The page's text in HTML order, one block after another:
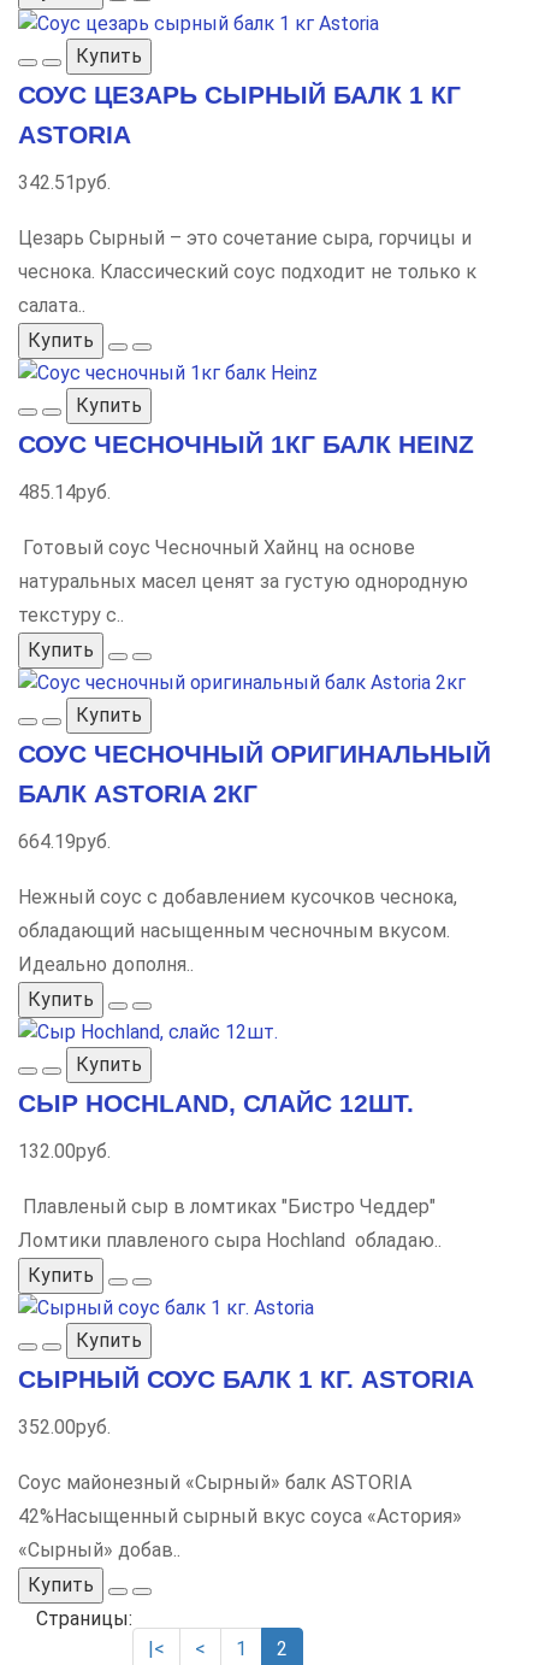
Купить
СОУС ЦЕЗАРЬ СЫРНЫЙ БАЛК 1 КГ
ASTORIA
342.51руб.
Цезарь Сырный – это сочетание сыра, горчицы и
чеснока. Классический соус подходит не только к
салата..
Купить
Купить
СОУС ЧЕСНОЧНЫЙ 1КГ БАЛК HEINZ
485.14руб.
Готовый соус Чесночный Хайнц на основе
натуральных масел ценят за густую однородную
текстуру с..
Купить
Купить
СОУС ЧЕСНОЧНЫЙ ОРИГИНАЛЬНЫЙ
БАЛК ASTORIA 2КГ
664.19руб.
Нежный соус с добавлением кусочков чеснока,
обладающий насыщенным чесночным вкусом.
Идеально дополня..
Купить
Купить
СЫР HOCHLAND, СЛАЙС 12ШТ.
132.00руб.
Плавленый сыр в ломтиках "Бистро Чеддер"
Ломтики плавленого сыра Hochland обладаю..
Купить
Купить
СЫРНЫЙ СОУС БАЛК 1 КГ. ASTORIA
352.00руб.
Cоус майонезный «Сырный» балк АSTORIA
42%Насыщенный сырный вкус соуса «Астория»
«Сырный» добав..
Купить
Страницы:
|<
< 1 2